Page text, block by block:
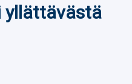
yllättävästä